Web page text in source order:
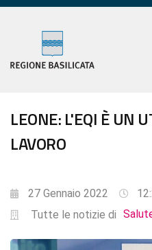
LEONE: L'EQI È UN
LAVORO
27 Gennaio 2022
Tutte le notizie di